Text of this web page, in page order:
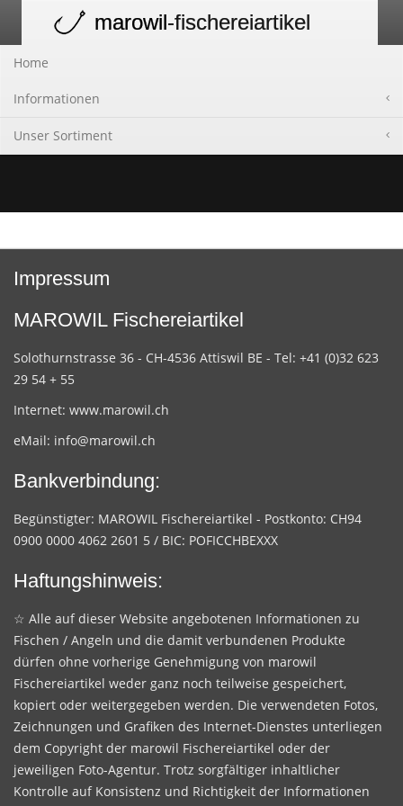
navigation
marowil-fischereiartikel
Home
Informationen
Unser Sortiment
Impressum
MAROWIL Fischereiartikel
Solothurnstrasse 36 - CH-4536 Attiswil BE - Tel: +41 (0)32 623
29 54 + 55
Internet: www.marowil.ch
eMail: info@marowil.ch
Bankverbindung:
Begünstigter: MAROWIL Fischereiartikel - Postkonto: CH94
0900 0000 4062 2601 5 / BIC: POFICCHBEXXX
Haftungshinweis:
☆ Alle auf dieser Website angebotenen Informationen zu
Fischen / Angeln und die damit verbundenen Produkte
dürfen ohne vorherige Genehmigung von marowil
Fischereiartikel weder ganz noch teilweise gespeichert,
kopiert oder weitergegeben werden. Die verwendeten Fotos,
Zeichnungen und Grafiken des Internet-Dienstes unterliegen
dem Copyright der marowil Fischereiartikel oder der
jeweiligen Foto-Agentur. Trotz sorgfältiger inhaltlicher
Kontrolle auf Konsistenz und Richtigkeit der Informationen